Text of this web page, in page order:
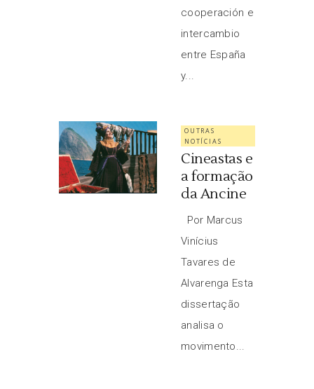
cooperación e
intercambio
entre España
y...
OUTRAS
NOTÍCIAS
Cineastas e
a formação
da Ancine
Por Marcus
Vinícius
Tavares de
Alvarenga Esta
dissertação
analisa o
movimento...